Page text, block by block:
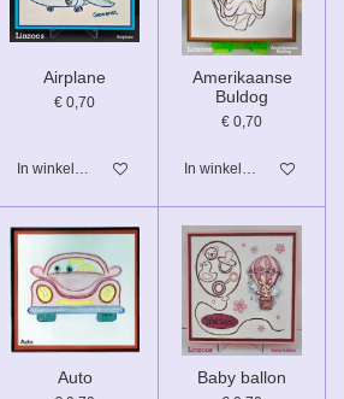
Airplane
€ 0,70
In winkelwagen
Amerikaanse
Buldog
€ 0,70
In winkelwagen
Auto Baby ballon